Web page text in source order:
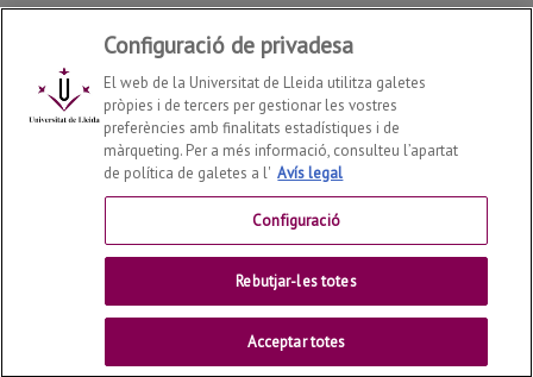
Departament d'Enginyeria Informàtica i Disseny Digital
© | Telf: +34 973 70 27 55
Contactar
Universitat de Lleida
Configuració de privadesa
El web de la Universitat de Lleida utilitza galetes
pròpies i de tercers per gestionar les vostres
preferències amb finalitats estadístiques i de
màrqueting. Per a més informació, consulteu l’apartat
de política de galetes a l' Avís legal
Configuració
Rebutjar-les totes
Acceptar totes